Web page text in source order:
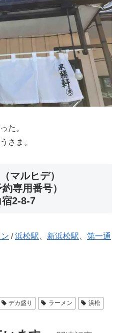
た。
さま。
マルヒデ）
専用番号）
2-8-7
/浜松駅 新浜松駅
第一通
デカ盛り ラーメン 浜松